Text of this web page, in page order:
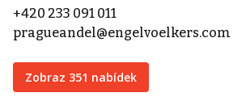
+420 233 091 011
pragueandel@engelvoelkers.com
Zobraz 351 nabídek